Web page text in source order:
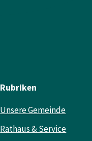
Rubriken
Unsere Gemeinde
Rathaus & Service